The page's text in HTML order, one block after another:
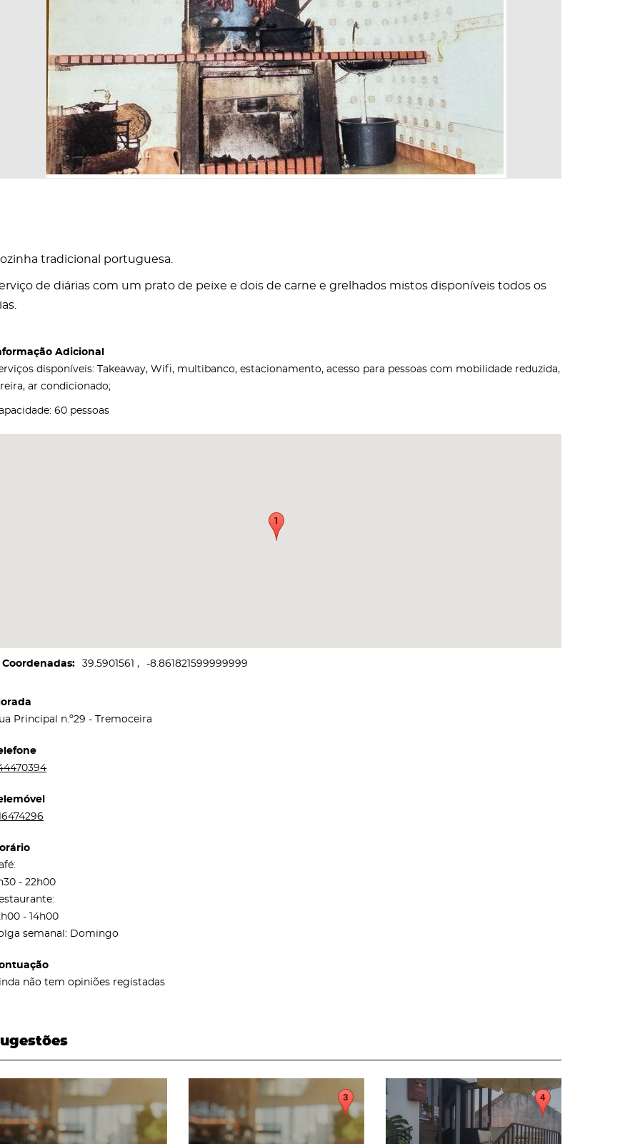
tradicional portuguesa.
de diárias com um prato de peixe e dois de carne e grelhados mistos disponíveis todos os
Adicional
disponíveis: Takeaway, Wifi, multibanco, estacionamento, acesso para pessoas com mobilidade reduzida,
ar condicionado;
60 pessoas
Coordenadas 39.5901561 -8.861821599999999
Principal n.º29 - Tremoceira
- 22h00
- 14h00
semanal: Domingo
não tem opiniões registadas
page